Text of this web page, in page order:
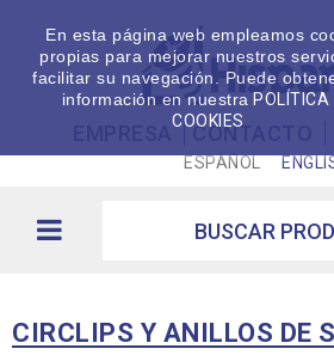
CONTACTO
ESPAÑOL
CIRCLIPS Y ANILLOS DE
En esta página web empleamos
propias para mejorar nuestros
facilitar su navegación. Puede
información en nuestra POLÍTICA
COOKIES